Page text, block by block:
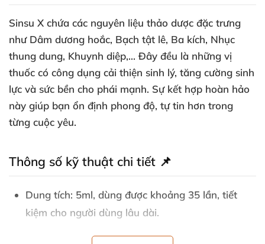
Sinsu X chứa các nguyên liệu thảo dược đặc trưng
như Dâm dương hoắc, Bạch tật lê, Ba kích, Nhục
thung dung, Khuynh diệp,... Đây đều là những vị
thuốc có công dụng cải thiện sinh lý, tăng cường sinh
lực và sức bền cho phái mạnh. Sự kết hợp hoàn hảo
này giúp bạn ổn định phong độ, tự tin hơn trong
từng cuộc yêu.
Thông số kỹ thuật chi tiết 📌
Dung tích: 5ml, dùng được khoảng 35 lần, tiết
kiệm cho người dùng lâu dài.
: Cao sìn sú nguyên chất, dễ sử